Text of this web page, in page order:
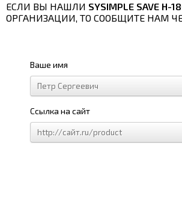
ЕСЛИ ВЫ НАШЛИ SYSIMPLE SAVE H-
ОРГАНИЗАЦИИ, ТО СООБЩИТЕ НАМ
Ваше имя
Ссылка на сайт